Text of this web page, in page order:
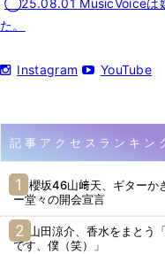
◯25.08.01 MusicVoiceは
た。
Instagram YouTube
記事アクセスランキン
櫻坂46山﨑天、ギターか
ー堂々の開会宣言
山田涼介、香水をまとう「
です、僕（笑）」